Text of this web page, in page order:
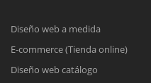
Diseño web a medida
E-commerce (Tienda online)
Diseño web catálogo